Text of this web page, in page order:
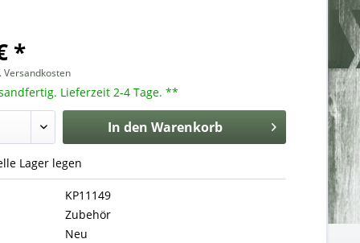
*
Versandkosten
Lieferzeit 2-4 Tage. **
In den Warenkorb
Lager legen
KP11149
Zubehör
Neu